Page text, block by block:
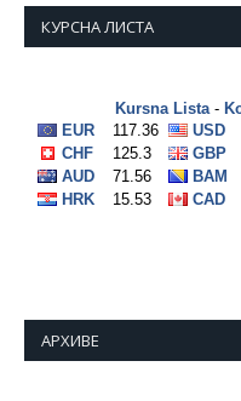
КУРСНА ЛИСТА
АРХИВЕ